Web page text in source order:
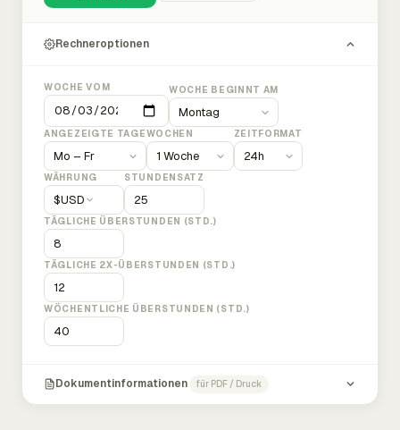
Rechneroptionen
WOCHE VOM WOCHE BEGINNT AM
ANGEZEIGTE TAGEWOCHEN ZEITFORMAT
WÄHRUNG
$USD
STUNDENSATZ
TÄGLICHE ÜBERSTUNDEN (STD.)
TÄGLICHE 2X-ÜBERSTUNDEN (STD.)
WÖCHENTLICHE ÜBERSTUNDEN (STD.)
Dokumentinformationen für PDF / Druck